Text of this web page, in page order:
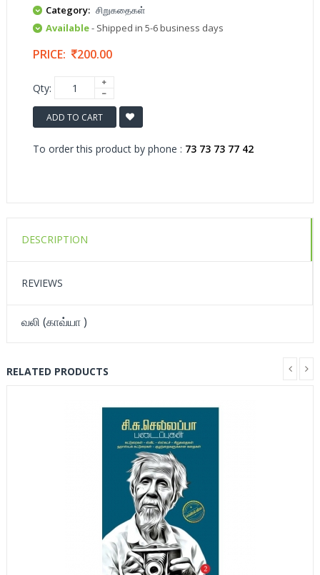
Category: சிறுகதைகள்
Available- Shipped in 5-6 business days
PRICE: 200.00
Qty:
ADD TO CART
To order this product by phone : 73 73 73 77 42
DESCRIPTION
REVIEWS
வலி (காவ்யா )
RELATED PRODUCTS